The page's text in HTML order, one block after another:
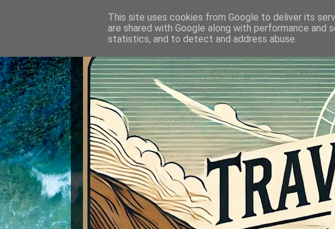
This site uses cookies from Google to deliver its
are shared with Google along with performance
statistics, and to detect and address abuse.